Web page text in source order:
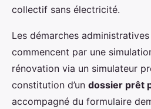
collectif sans électricité.
Les démarches
commencent par une
rénovation via un simulateur
constitution d’un dossier prêt
accompagné du formulaire